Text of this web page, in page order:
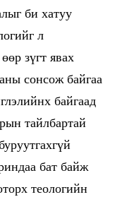
би хатуу
л
зүгт явах
сонсож байгаа
байгаад
тайлбартай
бат байж
теологийн